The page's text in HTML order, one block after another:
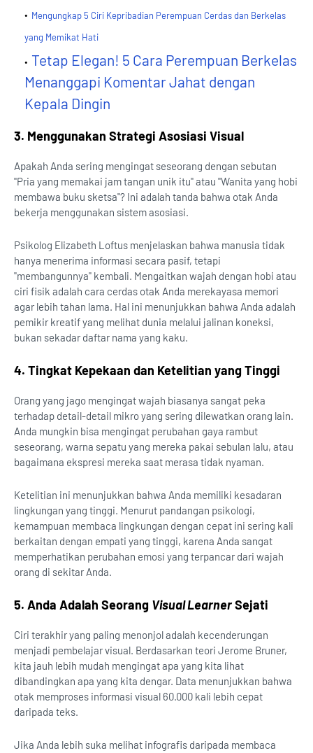
Mengungkap 5 Ciri Kepribadian Perempuan Cerdas dan Berkelas
yang Memikat Hati
Tetap Elegan! 5 Cara Perempuan Berkelas
Menanggapi Komentar Jahat dengan
Kepala Dingin
3. Menggunakan Strategi Asosiasi Visual
Apakah Anda sering mengingat seseorang dengan sebutan
"Pria yang memakai jam tangan unik itu" atau "Wanita yang hobi
membawa buku sketsa"? Ini adalah tanda bahwa otak Anda
bekerja menggunakan sistem asosiasi.
Psikolog Elizabeth Loftus menjelaskan bahwa manusia tidak
hanya menerima informasi secara pasif, tetapi
"membangunnya" kembali. Mengaitkan wajah dengan hobi atau
ciri fisik adalah cara cerdas otak Anda merekayasa memori
agar lebih tahan lama. Hal ini menunjukkan bahwa Anda adalah
pemikir kreatif yang melihat dunia melalui jalinan koneksi,
bukan sekadar daftar nama yang kaku.
4. Tingkat Kepekaan dan Ketelitian yang Tinggi
Orang yang jago mengingat wajah biasanya sangat peka
terhadap detail-detail mikro yang sering dilewatkan orang lain.
Anda mungkin bisa mengingat perubahan gaya rambut
seseorang, warna sepatu yang mereka pakai sebulan lalu, atau
bagaimana ekspresi mereka saat merasa tidak nyaman.
Ketelitian ini menunjukkan bahwa Anda memiliki kesadaran
lingkungan yang tinggi. Menurut pandangan psikologi,
kemampuan membaca lingkungan dengan cepat ini sering kali
berkaitan dengan empati yang tinggi, karena Anda sangat
memperhatikan perubahan emosi yang terpancar dari wajah
orang di sekitar Anda.
5. Anda Adalah Seorang Visual LearnerSejati
Ciri terakhir yang paling menonjol adalah kecenderungan
menjadi pembelajar visual. Berdasarkan teori Jerome Bruner,
kita jauh lebih mudah mengingat apa yang kita lihat
dibandingkan apa yang kita dengar. Data menunjukkan bahwa
otak memproses informasi visual 60.000 kali lebih cepat
daripada teks.
Jika Anda lebih suka melihat infografis daripada membaca